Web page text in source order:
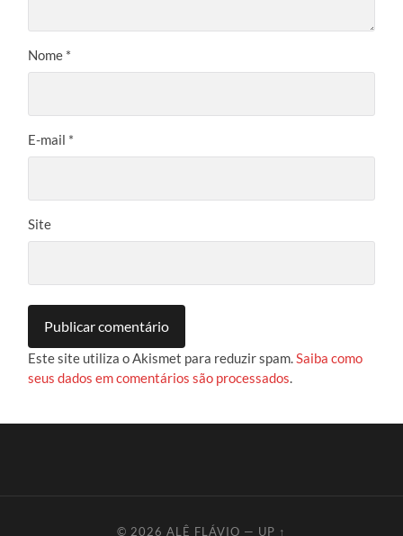
Nome *
E-mail *
Site
Este site utiliza o Akismet para reduzir spam.Saiba como
seus dados em comentários são processados.
© 2026 ALÊ FLÁVIO — UP ↑